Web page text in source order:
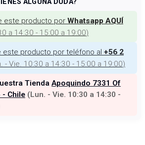
ALGUNA DUDA?
este producto por Whatsapp AQUÍ
a 14:30 - 15:00 a 19:00)
este producto por teléfono al +56 2
- Vie. 10:30 a 14:30 - 15:00 a 19:00)
Tienda Apoquindo 7331 Of
- Chile (Lun. - Vie. 10:30 a 14:30 -